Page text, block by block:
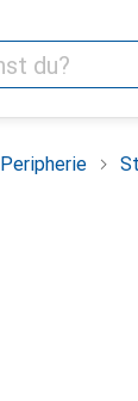
Peripherie